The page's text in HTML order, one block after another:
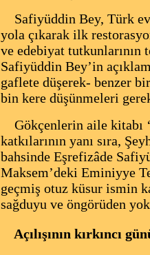
Safiyüddin Bey, Türk
yola çıkarak ilk
ve edebiyat tutkunlarının
Safiyüddin Bey’in
gaflete düşerek- benzer
bin kere düşünmeleri
Gökçenlerin aile kitabı
katkılarının yanı sıra,
bahsinde Eşrefizâde
Maksem’deki Eminiyye
geçmiş otuz küsur ismin
sağduyu ve öngörüden
Açılışının kırkıncı